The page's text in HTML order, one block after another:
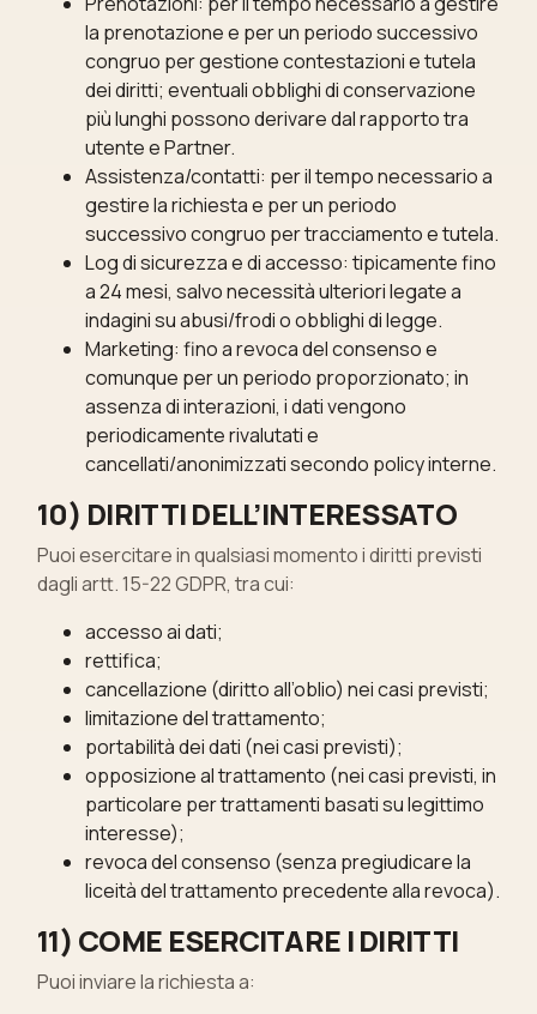
la prenotazione e per un periodo successivo
congruo per gestione contestazioni e tutela
dei diritti; eventuali obblighi di conservazione
più lunghi possono derivare dal rapporto tra
utente e Partner.
Assistenza/contatti: per il tempo necessario a
gestire la richiesta e per un periodo
successivo congruo per tracciamento e tutela.
Log di sicurezza e di accesso: tipicamente fino
a 24 mesi, salvo necessità ulteriori legate a
indagini su abusi/frodi o obblighi di legge.
Marketing: fino a revoca del consenso e
comunque per un periodo proporzionato; in
assenza di interazioni, i dati vengono
periodicamente rivalutati e
cancellati/anonimizzati secondo policy interne.
10) DIRITTI DELL’INTERESSATO
Puoi esercitare in qualsiasi momento i diritti previsti
dagli artt. 15-22 GDPR, tra cui:
accesso ai dati;
rettifica;
cancellazione (diritto all’oblio) nei casi previsti;
limitazione del trattamento;
portabilità dei dati (nei casi previsti);
opposizione al trattamento (nei casi previsti, in
particolare per trattamenti basati su legittimo
interesse);
revoca del consenso (senza pregiudicare la
liceità del trattamento precedente alla revoca).
11) COME ESERCITARE I DIRITTI
Puoi inviare la richiesta a: